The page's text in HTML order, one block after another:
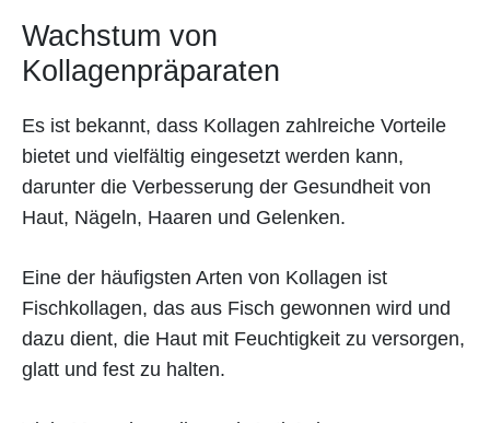
Wachstum von
Kollagenpräparaten
Es ist bekannt, dass Kollagen zahlreiche Vorteile
bietet und vielfältig eingesetzt werden kann,
darunter die Verbesserung der Gesundheit von
Haut, Nägeln, Haaren und Gelenken.
Eine der häufigsten Arten von Kollagen ist
Fischkollagen, das aus Fisch gewonnen wird und
dazu dient, die Haut mit Feuchtigkeit zu versorgen,
glatt und fest zu halten.